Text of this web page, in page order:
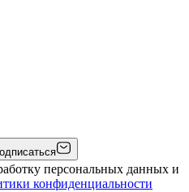
персональных данных и
конфиденциальности